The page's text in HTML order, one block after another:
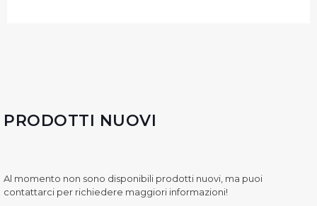
PRODOTTI NUOVI
Al momento non sono disponibili prodotti nuovi, ma puoi
contattarci per richiedere maggiori informazioni!